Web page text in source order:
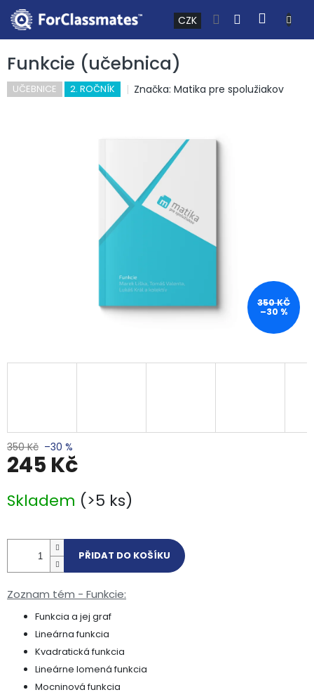
Přejít na obsah
CZK
Funkcie (učebnica)
UČEBNICE 2. ROČNÍK Značka:Matika pre spolužiakov
350 KČ
–30 %
350 Kč –30 %
245 Kč
Skladem (>5 ks)
PŘIDAT DO KOŠÍKU
Zoznam tém - Funkcie:
Funkcia a jej graf
Lineárna funkcia
Kvadratická funkcia
Lineárne lomená funkcia
Mocninová funkcia